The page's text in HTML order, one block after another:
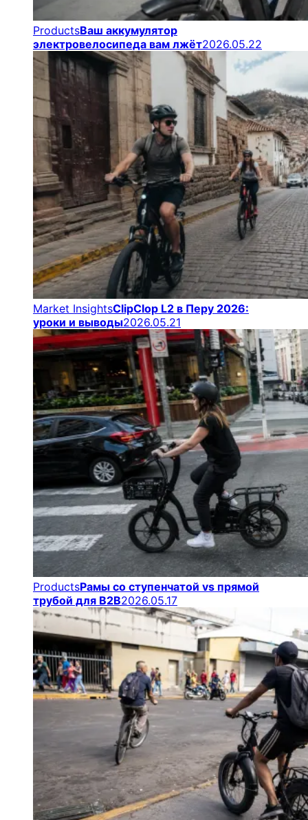
ProductsВаш аккумулятор
электровелосипеда вам лжёт2026.05.22
Market InsightsClipClop L2 в Перу 2026:
уроки и выводы2026.05.21
ProductsРамы со ступенчатой vs прямой
трубой для B2B2026.05.17